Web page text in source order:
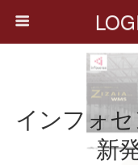
インフォ
新